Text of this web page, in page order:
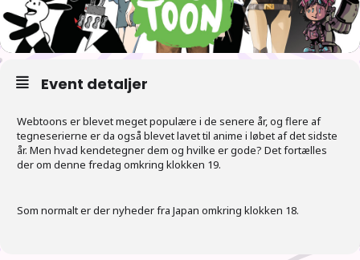
Event detaljer
Webtoons er blevet meget populære i de senere år, og flere af
tegneserierne er da også blevet lavet til anime i løbet af det sidste
år. Men hvad kendetegner dem og hvilke er gode? Det fortælles
der om denne fredag omkring klokken 19.
Som normalt er der nyheder fra Japan omkring klokken 18.